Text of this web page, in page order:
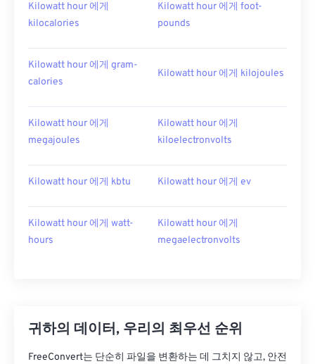
Kilowatt hour 에게
kilocalories
Kilowatt hour 에게 foot-
pounds
Kilowatt hour 에게 gram-
calories
Kilowatt hour 에게 kilojoules
Kilowatt hour 에게
megajoules
Kilowatt hour 에게
kiloelectronvolts
Kilowatt hour 에게 kbtu Kilowatt hour 에게 ev
Kilowatt hour 에게 watt-
hours
Kilowatt hour 에게
megaelectronvolts
귀하의 데이터, 우리의 최우선 순위
FreeConvert는 단순히 파일을 변환하는 데 그치지 않고, 안전